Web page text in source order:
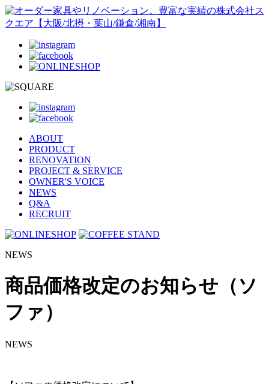
ABOUT
PRODUCT
RENOVATION
PROJECT & SERVICE
OWNER'S VOICE
NEWS
Q&A
RECRUIT
NEWS
商品価格改定のお知らせ（ソ
ファ）
NEWS